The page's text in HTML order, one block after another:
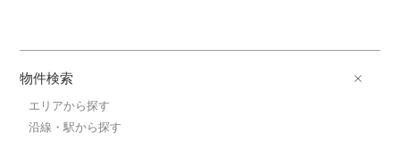
物件検索
エリアから探す
沿線・駅から探す